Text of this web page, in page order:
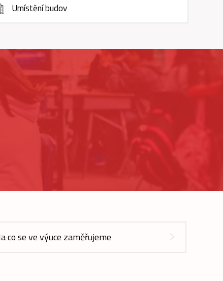
Umístění budov
co se ve výuce zaměřujeme